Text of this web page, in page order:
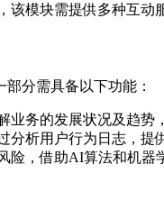
该模块需提供多种互动
分需具备以下功能：
业务的发展状况及趋势
析用户行为日志，提
险，借助AI算法和机器